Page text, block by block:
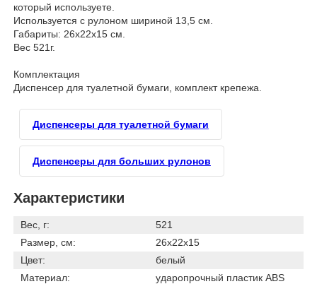
который используете.
Используется с рулоном шириной 13,5 см.
Габариты: 26x22x15 см.
Вес 521г.
Комплектация
Диспенсер для туалетной бумаги, комплект крепежа.
Диспенсеры для туалетной бумаги
Диспенсеры для больших рулонов
Характеристики
Вес, г:
521
Размер, см:
26x22x15
Цвет:
белый
Материал:
ударопрочный пластик ABS